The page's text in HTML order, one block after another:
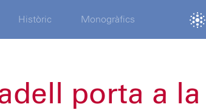
Històric Monogràfics
porta a la